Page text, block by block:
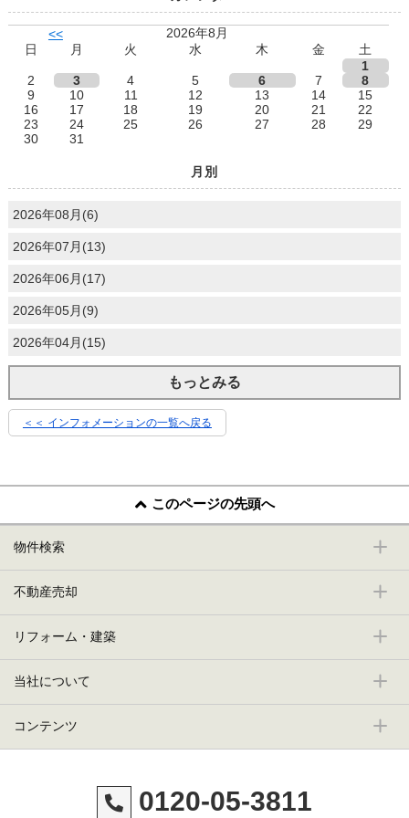
<<
2026年8月
日
月 火 水 木 金
土
1
2
3 4 5 6 7
8
9
10 11 12 13 14
15
16
17 18 19 20 21
22
23
24 25 26 27 28
29
30
31
月別
2026年08月(6)
2026年07月(13)
2026年06月(17)
2026年05月(9)
2026年04月(15)
もっとみる
＜＜ インフォメーションの一覧へ戻る
このページの先頭へ
物件検索
不動産売却
リフォーム・建築
当社について
コンテンツ
0120-05-3811